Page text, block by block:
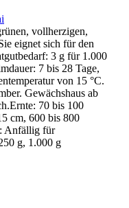
vollherzigen,
eignet sich für den
3 g für 1.000
7 bis 28 Tage,
von 15 °C.
Gewächshaus ab
70 bis 100
cm, 600 bis 800
Anfällig für
g, 1.000 g